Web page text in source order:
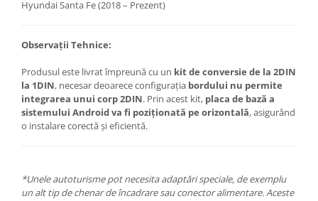
Hyundai Santa Fe (2018 – Prezent)
Observații Tehnice:
Produsul este livrat împreună cu un kit de conversie de la 2DIN
la 1DIN, necesar deoarece configurația bordului nu permite
integrarea unui corp 2DIN. Prin acest kit, placa de bază a
sistemului Android va fi poziționată pe orizontală, asigurând
o instalare corectă și eficientă.
*Unele autoturisme pot necesita adaptări speciale, de exemplu
un alt tip de chenar de încadrare sau conector alimentare. Aceste